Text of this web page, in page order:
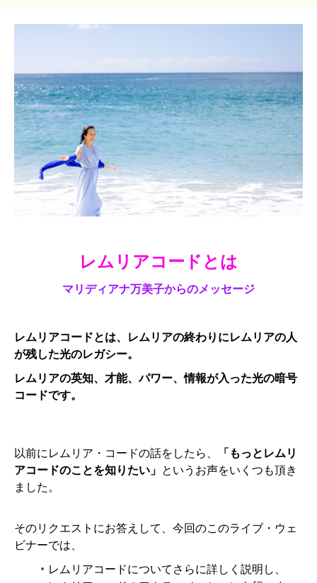
レムリアコードとは
マリディアナ万美子からのメッセージ
レムリアコードとは、レムリアの終わりにレムリアの人
が残した光のレガシー。
レムリアの英知、才能、パワー、情報が入った光の暗号
コードです。
以前にレムリア・コードの話をしたら、
「もっとレムリ
アコードのことを知りたい」 というお声をいくつも頂き
ました。
そのリクエストにお答えして、今回のこのライブ・ウェ
ビナーでは、
レムリアコードについてさらに詳しく説明し、